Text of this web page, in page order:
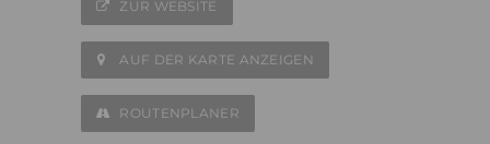
ZUR WEBSITE
AUF DER KARTE ANZEIGEN
ROUTENPLANER